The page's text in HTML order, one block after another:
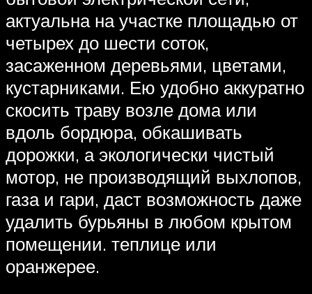
актуальна на участке площадью от
четырех до шести соток,
засаженном деревьями, цветами,
кустарниками. Ею удобно аккуратно
скосить траву возле дома или
вдоль бордюра, обкашивать
дорожки, а экологически чистый
мотор, не производящий выхлопов,
газа и гари, даст возможность даже
удалить бурьяны в любом крытом
помещении. теплице или
оранжерее.